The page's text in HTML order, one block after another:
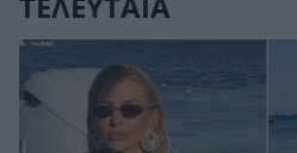
ΤΕΛΕΥΤΑΙΑ